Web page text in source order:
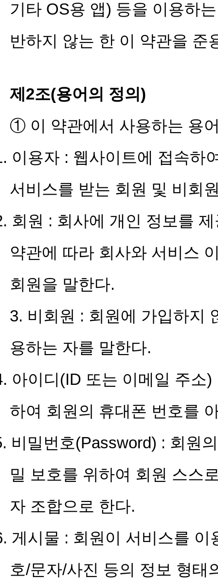
기타 OS용 앱) 등을 이용하
반하지 않는 한 이 약관을 준
제2조(용어의 정의)
① 이 약관에서 사용하는 용
이용자 : 웹사이트에 접속하
서비스를 받는 회원 및 비회
회원 : 회사에 개인 정보를
약관에 따라 회사와 서비스
회원을 말한다.
3. 비회원 : 회원에 가입하지
용하는 자를 말한다.
아이디(ID 또는 이메일 주소
하여 회원의 휴대폰 번호를
비밀번호(Password) : 회원
밀 보호를 위하여 회원 스스
자 조합으로 한다.
게시물 : 회원이 서비스를
호/문자/사진 등의 정보 형태